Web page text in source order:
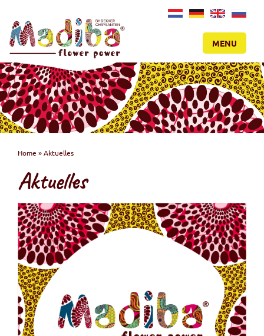
NL DE EN RU
MENU
Home »Aktuelles
Aktuelles